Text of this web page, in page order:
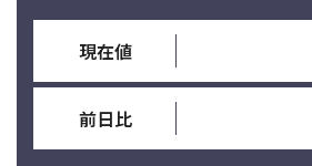
現在値
前日比